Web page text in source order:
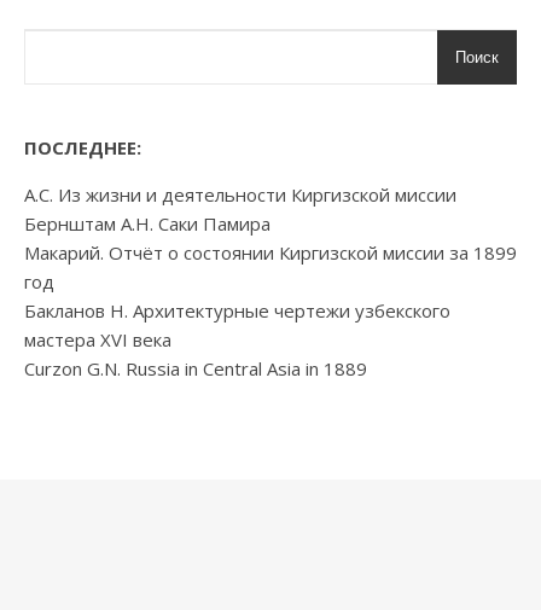
Поиск
ПОСЛЕДНЕЕ:
А.С. Из жизни и деятельности Киргизской миссии
Бернштам А.Н. Саки Памира
Макарий. Отчёт о состоянии Киргизской миссии за 1899
год
Бакланов Н. Архитектурные чертежи узбекского
мастера XVI века
Curzon G.N. Russia in Central Asia in 1889